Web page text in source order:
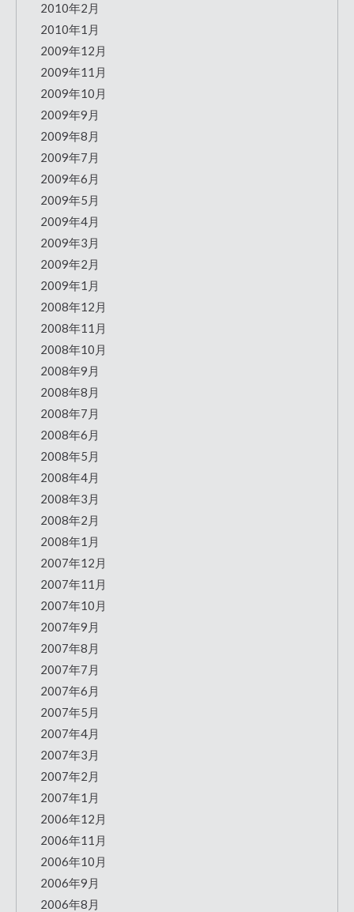
2010年2月
2010年1月
2009年12月
2009年11月
2009年10月
2009年9月
2009年8月
2009年7月
2009年6月
2009年5月
2009年4月
2009年3月
2009年2月
2009年1月
2008年12月
2008年11月
2008年10月
2008年9月
2008年8月
2008年7月
2008年6月
2008年5月
2008年4月
2008年3月
2008年2月
2008年1月
2007年12月
2007年11月
2007年10月
2007年9月
2007年8月
2007年7月
2007年6月
2007年5月
2007年4月
2007年3月
2007年2月
2007年1月
2006年12月
2006年11月
2006年10月
2006年9月
2006年8月